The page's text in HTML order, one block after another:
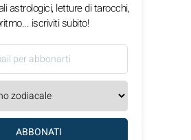
astrologici, letture di tarocchi,
iscriviti subito!
ABBONATI